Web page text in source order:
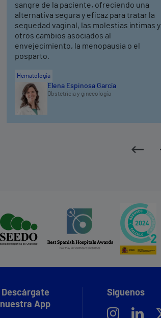
sangre de la paciente, ofreciendo una
alternativa segura y eficaz para tratar la
sequedad vaginal, las molestias íntimas y
otros cambios asociados al
envejecimiento, la menopausia o el
posparto.
Hematología
Elena Espinosa García
Obstetricia y ginecología
Descárgate
nuestra App
Síguenos